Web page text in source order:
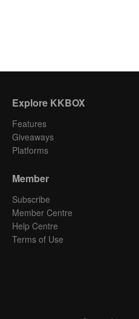
Explore KKBOX
Features
Giveaways
Platforms
Member
Subscribe
Member Centre
Help Centre
Terms of Use